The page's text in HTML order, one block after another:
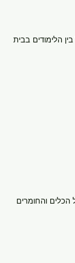
הלימודים בבית
והחומרים